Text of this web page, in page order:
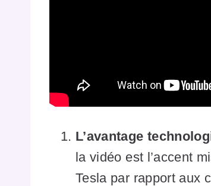
L’avantage
la vidéo est l’accent
Tesla par rapport aux